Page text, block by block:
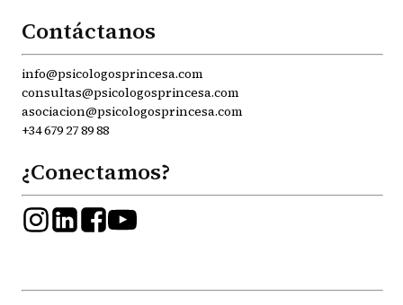
Contáctanos
info@psicologosprincesa.com
consultas@psicologosprincesa.com
asociacion@psicologosprincesa.com
+34 679 27 89 88
¿Conectamos?